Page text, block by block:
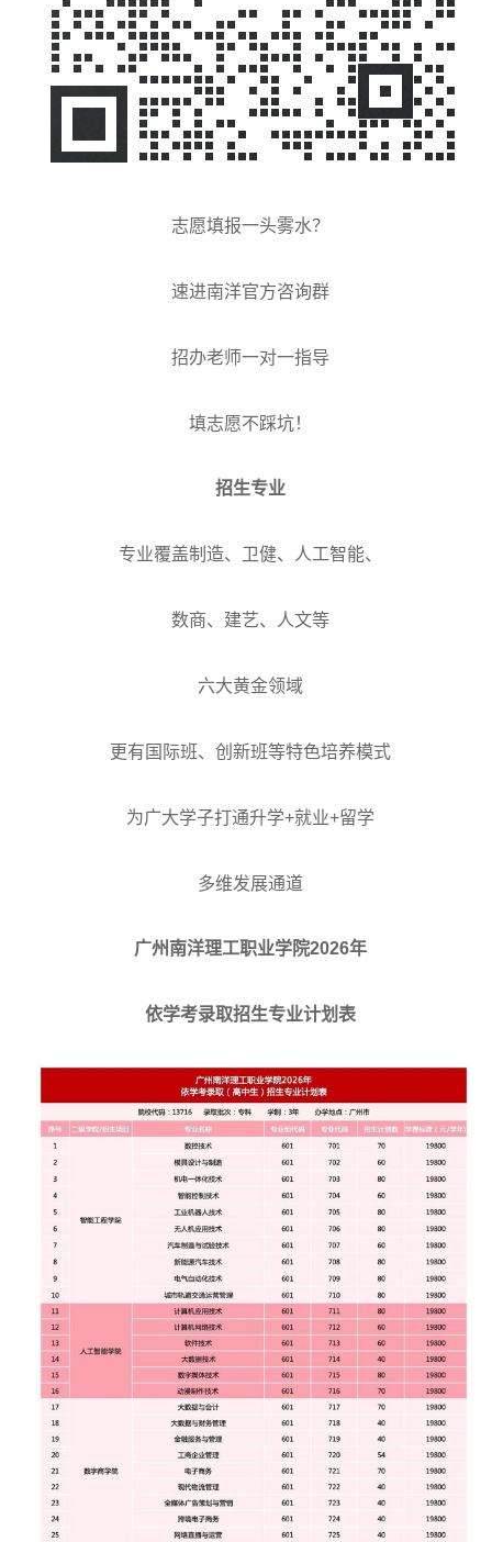
志愿填报一头雾水？
速进南洋官方咨询群
招办老师一对一指导
填志愿不踩坑！
招生专业
专业覆盖制造、卫健、人工智能、
数商、建艺、人文等
六大黄金领域
更有国际班、创新班等特色培养模式
为广大学子打通升学+就业+留学
多维发展通道
广州南洋理工职业学院2026年
依学考录取招生专业计划表